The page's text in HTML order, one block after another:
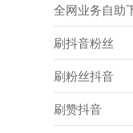
全网业务自助
刷抖音粉丝
刷粉丝抖音
刷赞抖音